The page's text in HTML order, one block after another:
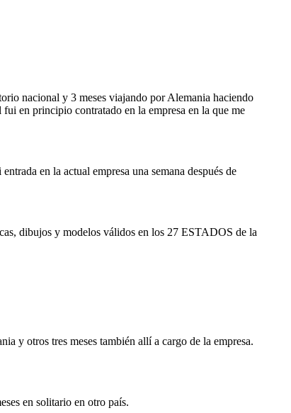
nacional y 3 meses viajando por Alemania haciendo
en principio contratado en la empresa en la que me
en la actual empresa una semana después de
dibujos y modelos válidos en los 27 ESTADOS de la
y otros tres meses también allí a cargo de la empresa.
en solitario en otro país.